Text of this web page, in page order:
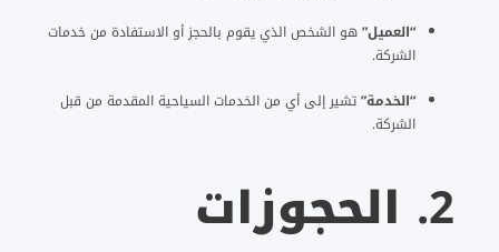
“العميل”هو الشخص الذي يقوم بالحجز أو الاستفادة من خدمات
الشركة.
“الخدمة”تشير إلى أي من الخدمات السياحية المقدمة من قبل
الشركة.
2. الحجوزات